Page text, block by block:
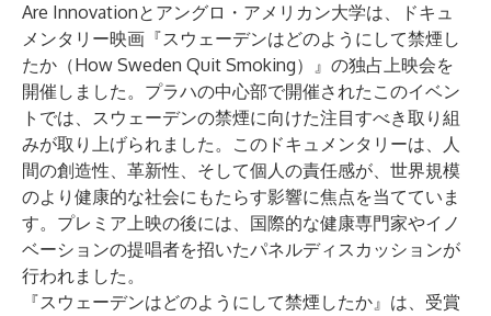
Are Innovationとアングロ・アメリカン大学は、ドキュ
メンタリー映画『スウェーデンはどのようにして禁煙し
たか（How Sweden Quit Smoking） 』の独占上映会を
開催しました。プラハの中心部で開催されたこのイベン
トでは、スウェーデンの禁煙に向けた注目すべき取り組
みが取り上げられました。このドキュメンタリーは、人
間の創造性、革新性、そして個人の責任感が、世界規模
のより健康的な社会にもたらす影響に焦点を当てていま
す。プレミア上映の後には、国際的な健康専門家やイノ
ベーションの提唱者を招いたパネルディスカッションが
行われました。
『スウェーデンはどのようにして禁煙したか』は、受賞